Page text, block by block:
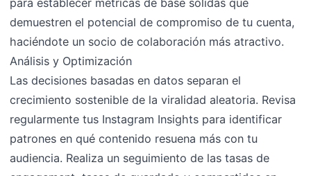
para establecer métricas de base sólidas que
demuestren el potencial de compromiso de tu cuenta,
haciéndote un socio de colaboración más atractivo.
Análisis y Optimización
Las decisiones basadas en datos separan el
crecimiento sostenible de la viralidad aleatoria. Revisa
regularmente tus Instagram Insights para identificar
patrones en qué contenido resuena más con tu
audiencia. Realiza un seguimiento de las tasas de